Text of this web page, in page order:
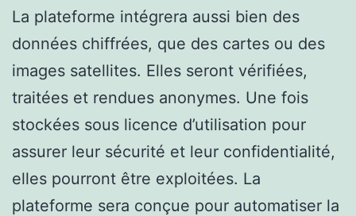
La plateforme intégrera aussi bien des
données chiffrées, que des cartes ou des
images satellites. Elles seront vérifiées,
traitées et rendues anonymes. Une fois
stockées sous licence d’utilisation pour
assurer leur sécurité et leur confidentialité,
elles pourront être exploitées. La
plateforme sera conçue pour automatiser la